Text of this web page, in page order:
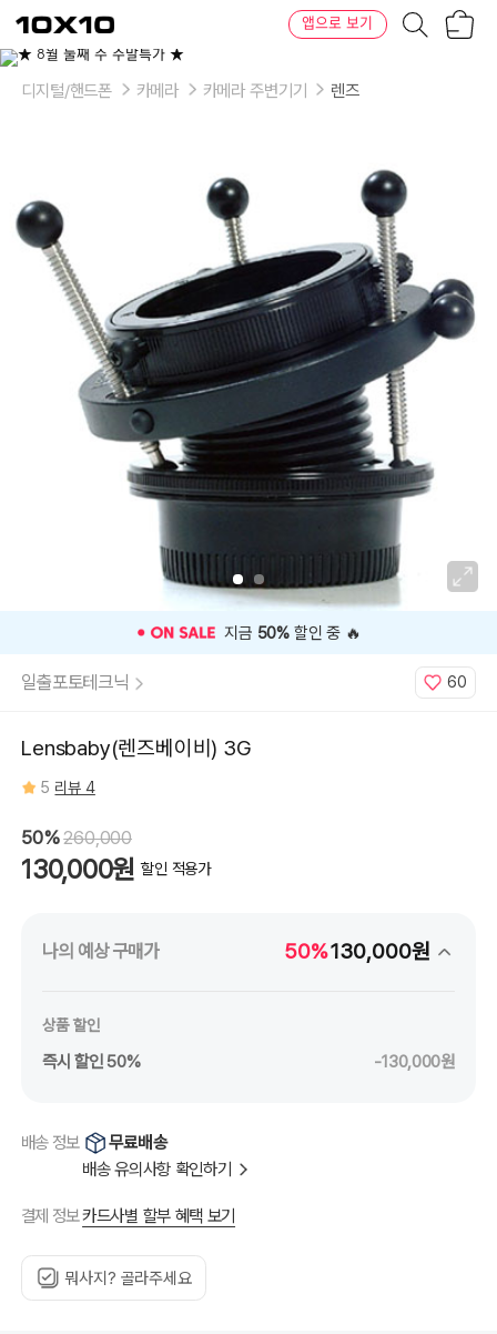
텐
바
텐
앱으로 보기
이
상
samsung/pentax
디지털/핸드폰 카메라 카메라 주변기기 렌즈
⭐️ 고객 평점5 인기 상품 ⭐️
일출포토테크닉 60
Lensbaby(렌즈베이비) 3G
5 리뷰 4
50%260,000
130,000원 할인 적용가
나의 예상 구매가 50%130,000원
상품 할인
즉시 할인 50% -130,000원
배송 정보
무료배송
배송 유의사항 확인하기
결제 정보카드사별 할부 혜택 보기
뭐사지? 골라주세요